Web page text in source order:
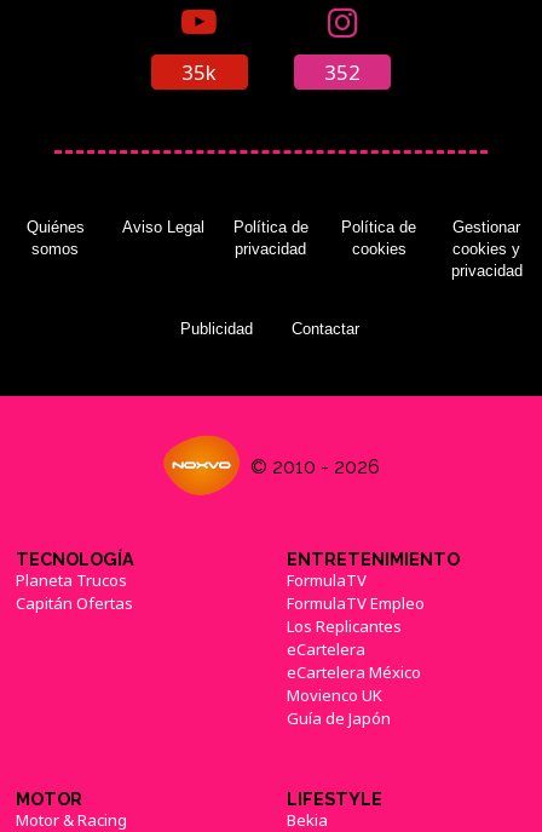
35k 352
Quiénes
somos
Aviso Legal
Política de
privacidad
Política de
cookies
Gestionar
cookies y
privacidad
Publicidad Contactar
© 2010 - 2026
TECNOLOGÍA
Planeta Trucos
Capitán Ofertas
ENTRETENIMIENTO
FormulaTV
FormulaTV Empleo
Los Replicantes
eCartelera
eCartelera México
Movienco UK
Guía de Japón
MOTOR
Motor & Racing
LIFESTYLE
Bekia